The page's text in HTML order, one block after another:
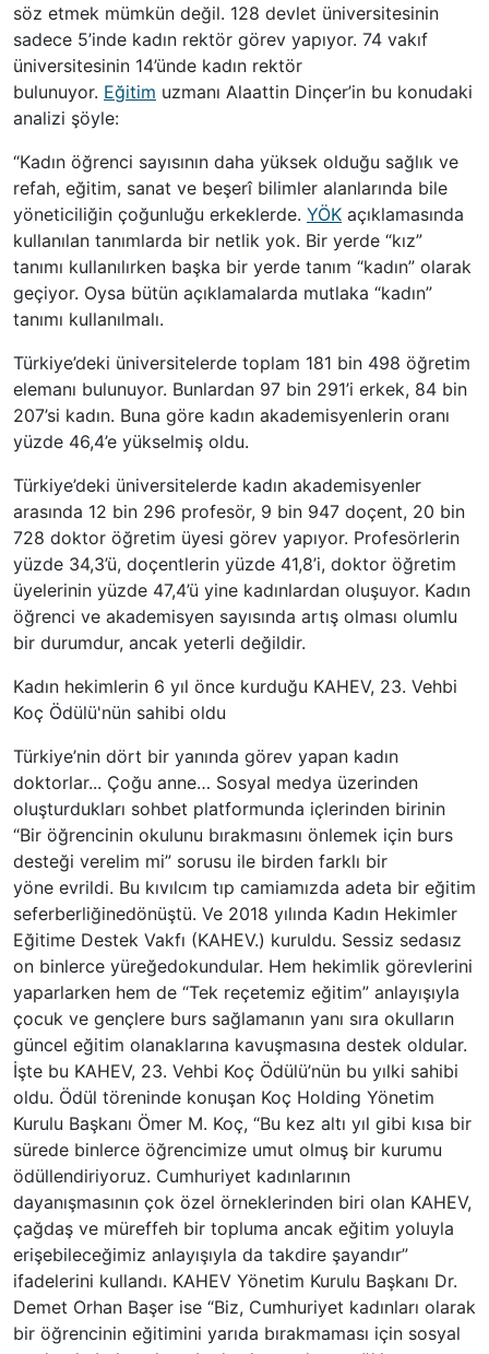
söz etmek mümkün değil. 128 devlet üniversitesinin
sadece 5’inde kadın rektör görev yapıyor. 74 vakıf
üniversitesinin 14’ünde kadın rektör
bulunuyor. Eğitim uzmanı Alaattin Dinçer’in bu konudaki
analizi şöyle:
“Kadın öğrenci sayısının daha yüksek olduğu sağlık ve
refah, eğitim, sanat ve beşerî bilimler alanlarında bile
yöneticiliğin çoğunluğu erkeklerde. YÖK açıklamasında
kullanılan tanımlarda bir netlik yok. Bir yerde “kız”
tanımı kullanılırken başka bir yerde tanım “kadın” olarak
geçiyor. Oysa bütün açıklamalarda mutlaka “kadın”
tanımı kullanılmalı.
Türkiye’deki üniversitelerde toplam 181 bin 498 öğretim
elemanı bulunuyor. Bunlardan 97 bin 291’i erkek, 84 bin
207’si kadın. Buna göre kadın akademisyenlerin oranı
yüzde 46,4’e yükselmiş oldu.
Türkiye’deki üniversitelerde kadın akademisyenler
arasında 12 bin 296 profesör, 9 bin 947 doçent, 20 bin
728 doktor öğretim üyesi görev yapıyor. Profesörlerin
yüzde 34,3’ü, doçentlerin yüzde 41,8’i, doktor öğretim
üyelerinin yüzde 47,4’ü yine kadınlardan oluşuyor. Kadın
öğrenci ve akademisyen sayısında artış olması olumlu
bir durumdur, ancak yeterli değildir.
Kadın hekimlerin 6 yıl önce kurduğu KAHEV, 23. Vehbi
Koç Ödülü'nün sahibi oldu
Türkiye’nin dört bir yanında görev yapan kadın
doktorlar... Çoğu anne… Sosyal medya üzerinden
oluşturdukları sohbet platformunda içlerinden birinin
“Bir öğrencinin okulunu bırakmasını önlemek için burs
desteği verelim mi” sorusu ile birden farklı bir
yöne evrildi. Bu kıvılcım tıp camiamızda adeta bir eğitim
seferberliğinedönüştü. Ve 2018 yılında Kadın Hekimler
Eğitime Destek Vakfı (KAHEV.) kuruldu. Sessiz sedasız
on binlerce yüreğedokundular. Hem hekimlik görevlerini
yaparlarken hem de “Tek reçetemiz eğitim” anlayışıyla
çocuk ve gençlere burs sağlamanın yanı sıra okulların
güncel eğitim olanaklarına kavuşmasına destek oldular.
İşte bu KAHEV, 23. Vehbi Koç Ödülü’nün bu yılki sahibi
oldu. Ödül töreninde konuşan Koç Holding Yönetim
Kurulu Başkanı Ömer M. Koç, “Bu kez altı yıl gibi kısa bir
sürede binlerce öğrencimize umut olmuş bir kurumu
ödüllendiriyoruz. Cumhuriyet kadınlarının
dayanışmasının çok özel örneklerinden biri olan KAHEV,
çağdaş ve müreffeh bir topluma ancak eğitim yoluyla
erişebileceğimiz anlayışıyla da takdire şayandır”
ifadelerini kullandı. KAHEV Yönetim Kurulu Başkanı Dr.
Demet Orhan Başer ise “Biz, Cumhuriyet kadınları olarak
bir öğrencinin eğitimini yarıda bırakmaması için sosyal